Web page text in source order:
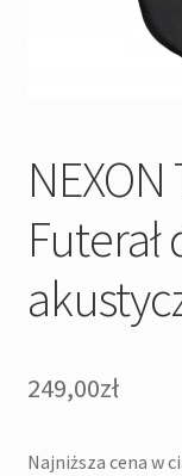
249,00zł
Najniższa cena w